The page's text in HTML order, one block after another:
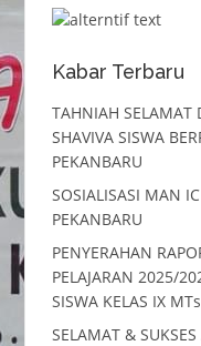
Kabar Terbaru
TAHNIAH SELAMAT
SHAVIVA SISWA
PEKANBARU
SOSIALISASI MAN
PEKANBARU
PENYERAHAN
PELAJARAN 2025/
SISWA KELAS IX
SELAMAT &